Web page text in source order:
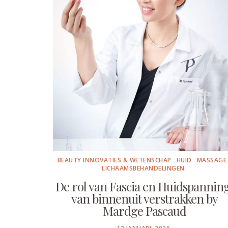
BEAUTY INNOVATIES & WETENSCHAP HUID
LICHAAMSBEHANDELINGEN
De rol van Fascia en
van binnenuit verstrakken by
Mardge Pascaud